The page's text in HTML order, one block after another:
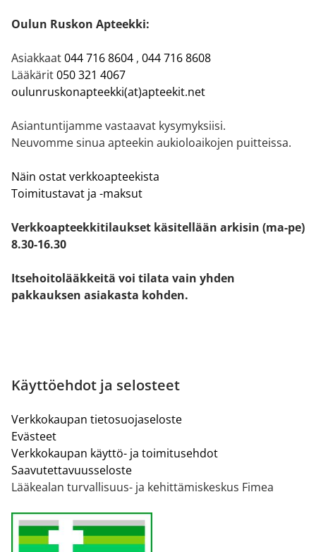
Oulun Ruskon Apteekki:
Asiakkaat044 716 8604 , 044 716 8608
Lääkärit050 321 4067
oulunruskonapteekki(at)apteekit.net
Asiantuntijamme vastaavat kysymyksiisi.
Neuvomme sinua apteekin aukioloaikojen puitteissa.
Näin ostat verkkoapteekista
Toimitustavat ja -maksut
Verkkoapteekkitilaukset käsitellään arkisin (ma-pe)
8.30-16.30
Itsehoitolääkkeitä voi tilata vain yhden
pakkauksen asiakasta kohden.
Käyttöehdot ja selosteet
Verkkokaupan tietosuojaseloste
Evästeet
Verkkokaupan käyttö- ja toimitusehdot
Saavutettavuusseloste
Lääkealan turvallisuus- ja kehittämiskeskus Fimea